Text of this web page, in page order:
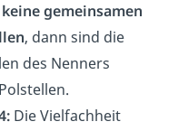
keine gemeinsamen
, dann sind die
des Nenners
Die Vielfachheit